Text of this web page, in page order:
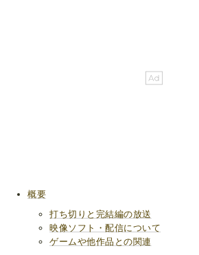
概要
打ち切りと完結編の放送
映像ソフト・配信について
ゲームや他作品との関連